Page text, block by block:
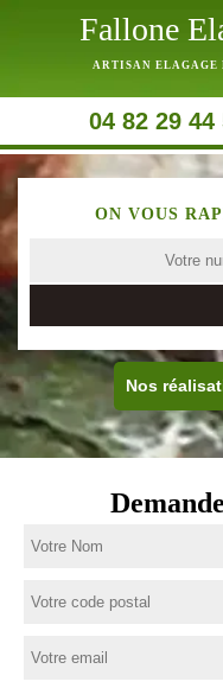
Fallone
ARTISAN ELAGAGE
04 82 29 44
ON VOUS
Nos